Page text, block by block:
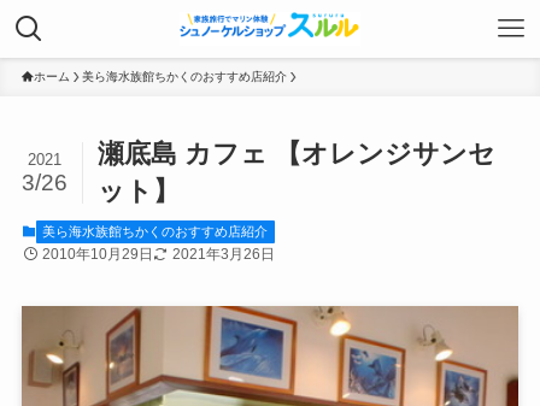
ホーム 美ら海水族館ちかくのおすすめ店紹介
瀬底島 カフェ 【オレンジサンセ
ット】
2021
3/26
美ら海水族館ちかくのおすすめ店紹介
2010年10月29日 2021年3月26日